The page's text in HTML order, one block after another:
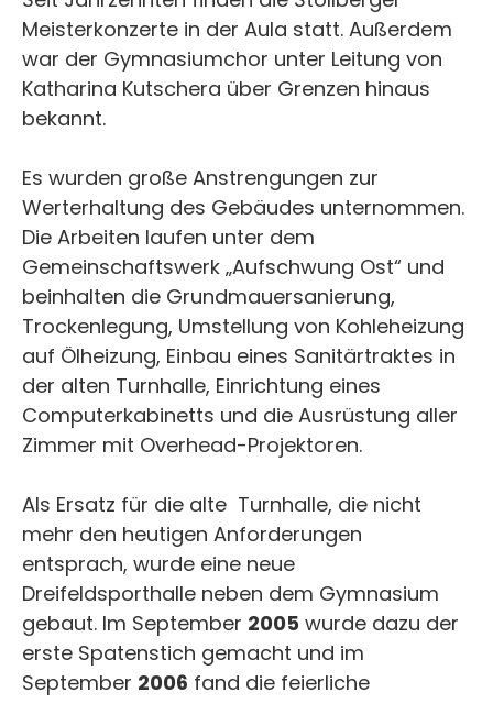
Meisterkonzerte in der Aula statt. Außerdem
war der Gymnasiumchor unter Leitung von
Katharina Kutschera über Grenzen hinaus
bekannt.
Es wurden große Anstrengungen zur
Werterhaltung des Gebäudes unternommen.
Die Arbeiten laufen unter dem
Gemeinschaftswerk „Aufschwung Ost“ und
beinhalten die Grundmauersanierung,
Trockenlegung, Umstellung von Kohleheizung
auf Ölheizung, Einbau eines Sanitärtraktes in
der alten Turnhalle, Einrichtung eines
Computerkabinetts und die Ausrüstung aller
Zimmer mit Overhead-Projektoren.
Als Ersatz für die alte Turnhalle, die nicht
mehr den heutigen Anforderungen
entsprach, wurde eine neue
Dreifeldsporthalle neben dem Gymnasium
gebaut. Im September 2005 wurde dazu der
erste Spatenstich gemacht und im
September 2006 fand die feierliche